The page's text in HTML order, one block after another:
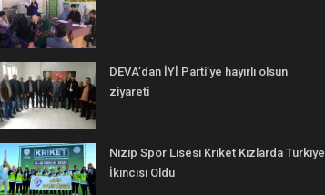
DEVA’dan İYİ Parti’ye hayırlı olsun
ziyareti
Nizip Spor Lisesi Kriket Kızlarda Türkiye
İkincisi Oldu